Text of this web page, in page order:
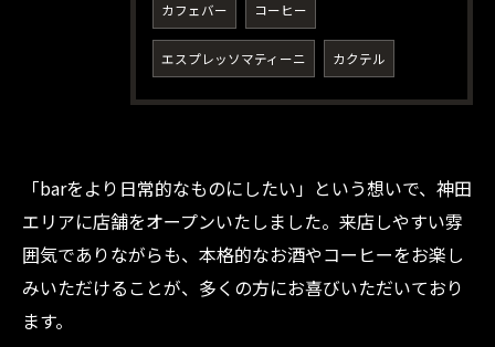
カフェバー コーヒー
エスプレッソマティーニ カクテル
「barをより日常的なものにしたい」という想いで、神田
エリアに店舗をオープンいたしました。来店しやすい雰
囲気でありながらも、本格的なお酒やコーヒーをお楽し
みいただけることが、多くの方にお喜びいただいており
ます。